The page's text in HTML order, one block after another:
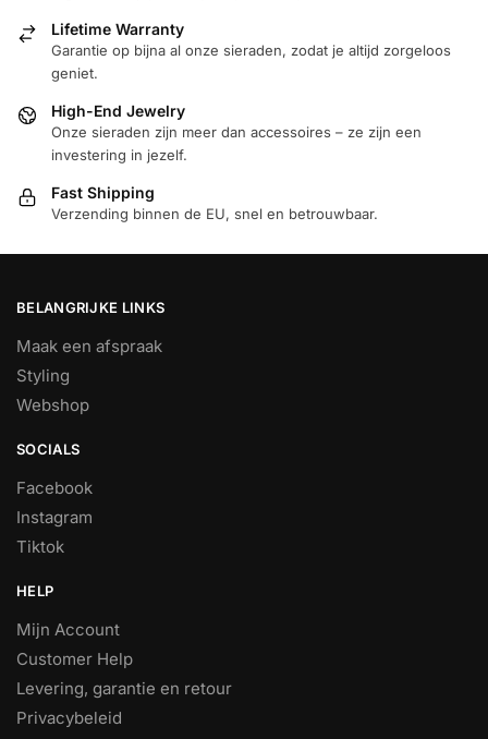
Lifetime Warranty
Garantie op bijna al onze sieraden, zodat je altijd zorgeloos
geniet.
High-End Jewelry
Onze sieraden zijn meer dan accessoires – ze zijn een
investering in jezelf.
Fast Shipping
Verzending binnen de EU, snel en betrouwbaar.
BELANGRIJKE LINKS
Maak een afspraak
Styling
Webshop
SOCIALS
Facebook
Instagram
Tiktok
HELP
Mijn Account
Customer Help
Levering, garantie en retour
Privacybeleid